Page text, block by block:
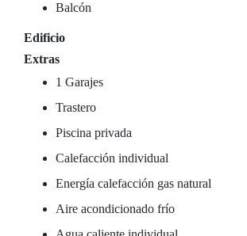
Balcón
Edificio
Extras
1 Garajes
Trastero
Piscina privada
Calefacción individual
Energía calefacción gas natural
Aire acondicionado frío